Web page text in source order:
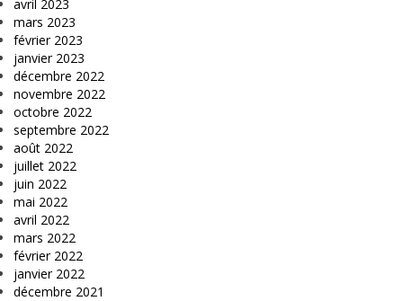
avril 2023
mars 2023
février 2023
janvier 2023
décembre 2022
novembre 2022
octobre 2022
septembre 2022
août 2022
juillet 2022
juin 2022
mai 2022
avril 2022
mars 2022
février 2022
janvier 2022
décembre 2021